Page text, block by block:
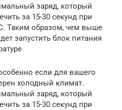
заряд, который
за 15-30 секунд при
Таким образом, чем выше
запустить блок питания
если для вашего
холодный климат.
заряд, который
за 15-30 секунд при